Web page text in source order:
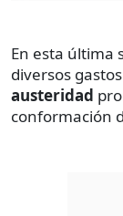
En esta última
diversos
austeridad
conformación